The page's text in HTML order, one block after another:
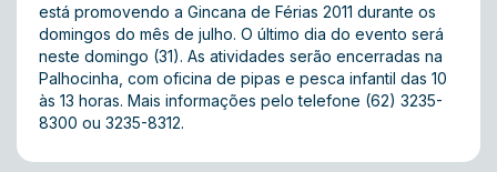
está promovendo a Gincana de Férias 2011 durante os
domingos do mês de julho. O último dia do evento será
neste domingo (31). As atividades serão encerradas na
Palhocinha, com oficina de pipas e pesca infantil das 10
às 13 horas. Mais informações pelo telefone (62) 3235-
8300 ou 3235-8312.